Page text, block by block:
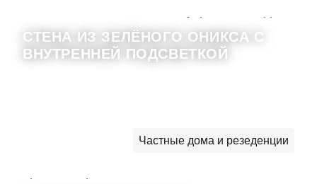
СТЕНА ИЗ ЗЕЛЁНОГО ОНИКСА С
ВНУТРЕННЕЙ ПОДСВЕТКОЙ
Частные дома и резеденции